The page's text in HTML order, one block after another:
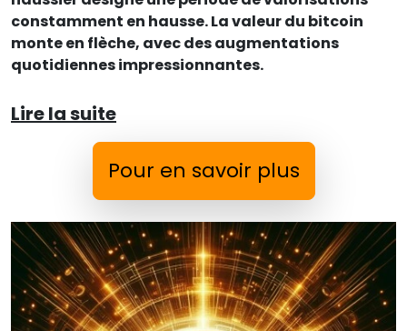
constamment en hausse. La valeur du bitcoin
monte en flèche, avec des augmentations
quotidiennes impressionnantes.
Lire la suite
Pour en savoir plus